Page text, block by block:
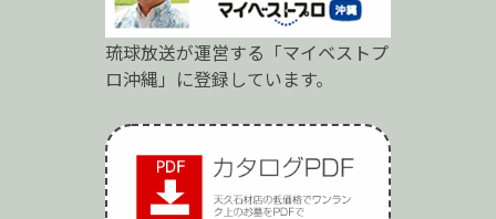
琉球放送が運営する「マイベストプ
ロ沖縄」に登録しています。